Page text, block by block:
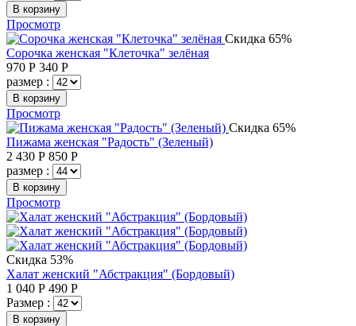
В корзину
Просмотр
Скидка 65%
Сорочка женская "Клеточка" зелёная
970 Р 340 Р
размер :
В корзину
Просмотр
Скидка 65%
Пижама женская "Радость" (Зеленый)
2 430 Р 850 Р
размер :
В корзину
Просмотр
Скидка 53%
Халат женский "Абстракция" (Бордовый)
1 040 Р 490 Р
Размер :
В корзину